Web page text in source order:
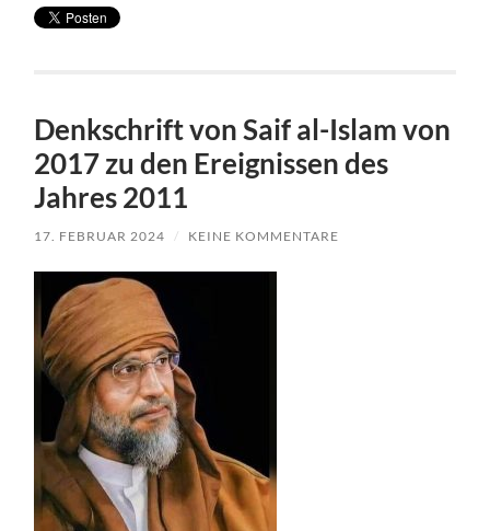
Denkschrift von Saif al-Islam von
2017 zu den Ereignissen des
Jahres 2011
17. FEBRUAR 2024 / KEINE KOMMENTARE